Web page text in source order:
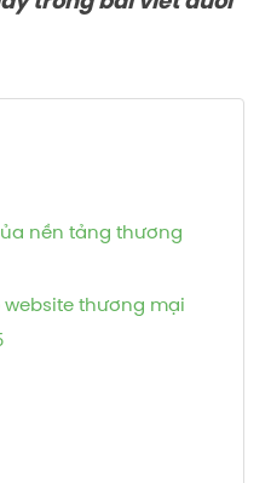
nền tảng thương
website thương mại